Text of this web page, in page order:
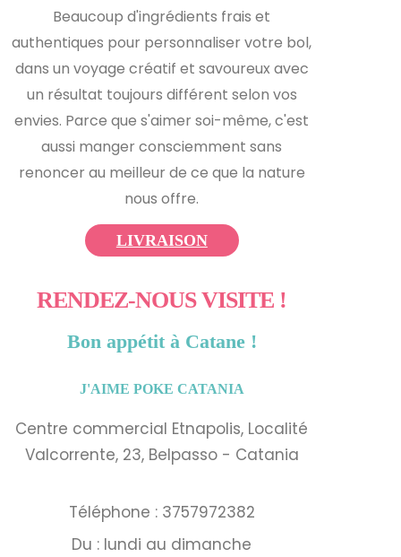
Beaucoup d'ingrédients frais et
authentiques pour personnaliser votre bol,
dans un voyage créatif et savoureux avec
un résultat toujours différent selon vos
envies. Parce que s'aimer soi-même, c'est
aussi manger consciemment sans
renoncer au meilleur de ce que la nature
nous offre.
LIVRAISON
RENDEZ-NOUS VISITE !
Bon appétit à Catane !
J'AIME POKE CATANIA
Centre commercial Etnapolis, Localité
Valcorrente, 23, Belpasso - Catania
Téléphone : 3757972382
Du : lundi au dimanche